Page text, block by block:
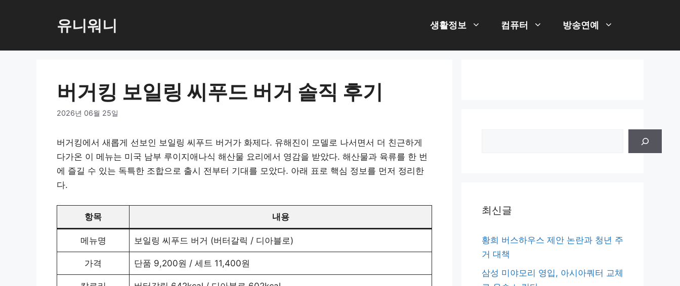
로
유니워니 생활정보 컴퓨터 방송연예
버거킹 보일링 씨푸드 버거 솔직 후기
2026년 06월 25일
버거킹에서 새롭게 선보인 보일링 씨푸드 버거가 화제다. 유해진이 모델로 나서면서 더 친근하게
다가온 이 메뉴는 미국 남부 루이지애나식 해산물 요리에서 영감을 받았다. 해산물과 육류를 한 번
에 즐길 수 있는 독특한 조합으로 출시 전부터 기대를 모았다. 아래 표로 핵심 정보를 먼저 정리한
다.
항목 내용
메뉴명 보일링 씨푸드 버거 (버터갈릭 / 디아블로)
가격 단품 9,200원 / 세트 11,400원
최신글
황희 버스하우스 제안 논란과 청년 주
거 대책
삼성 미야모리 영입, 아시아쿼터 교체